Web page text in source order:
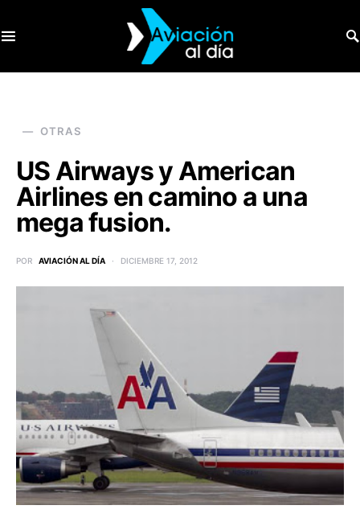
OTRAS
US Airways y American
Airlines en camino a una
mega fusion.
POR AVIACIÓN AL DÍA DICIEMBRE 17, 2012